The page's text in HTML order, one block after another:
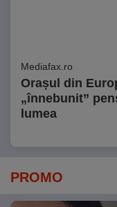
Mediafax.ro
Orașul din
„înnebunit”
lumea
PROMO